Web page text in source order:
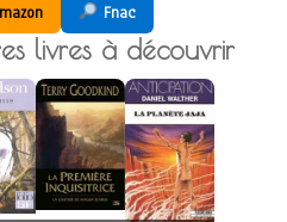
Fnac
livres à découvrir